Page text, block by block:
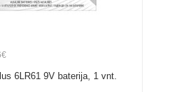
6LR61 9V baterija, 1 vnt.